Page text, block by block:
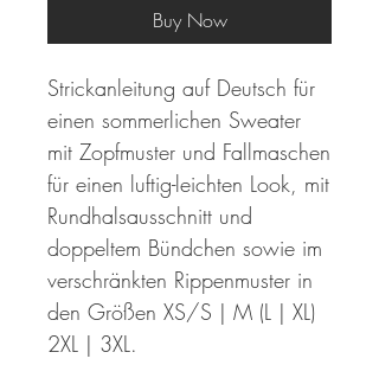
Buy Now
Strickanleitung auf Deutsch für
einen sommerlichen Sweater
mit Zopfmuster und Fallmaschen
für einen luftig-leichten Look, mit
Rundhalsausschnitt und
doppeltem Bündchen sowie im
verschränkten Rippenmuster in
den Größen XS/S | M (L | XL)
2XL | 3XL.